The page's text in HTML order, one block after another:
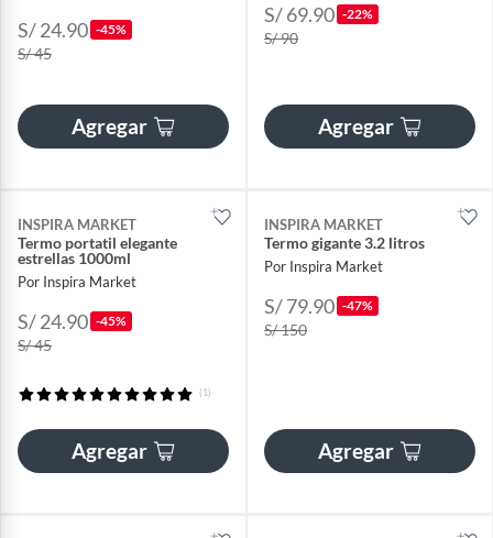
S/ 24.90 -45%
S/ 45
Agregar
S/ 69.90 -22%
S/ 90
Agregar
INSPIRA MARKET
Termo portatil elegante
estrellas 1000ml
Por Inspira Market
S/ 24.90 -45%
S/ 45
(1)
Agregar
INSPIRA MARKET
Termo gigante 3.2 litros
Por Inspira Market
S/ 79.90 -47%
S/ 150
Agregar